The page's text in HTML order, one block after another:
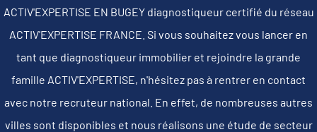
ACTIV'EXPERTISE EN BUGEY diagnostiqueur certifié du réseau
ACTIV'EXPERTISE FRANCE. Si vous souhaitez vous lancer en
tant que diagnostiqueur immobilier et rejoindre la grande
famille ACTIV'EXPERTISE, n'hésitez pas à rentrer en contact
avec notre recruteur national. En effet, de nombreuses autres
villes sont disponibles et nous réalisons une étude de secteur